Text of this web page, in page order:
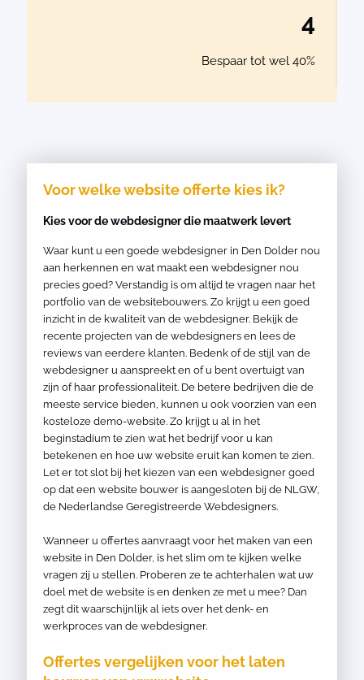
4
Bespaar tot wel 40%
Voor welke website offerte kies ik?
Kies voor de webdesigner die maatwerk levert
Waar kunt u een goede webdesigner in Den Dolder nou
aan herkennen en wat maakt een webdesigner nou
precies goed? Verstandig is om altijd te vragen naar het
portfolio van de websitebouwers. Zo krijgt u een goed
inzicht in de kwaliteit van de webdesigner. Bekijk de
recente projecten van de webdesigners en lees de
reviews van eerdere klanten. Bedenk of de stijl van de
webdesigner u aanspreekt en of u bent overtuigt van
zijn of haar professionaliteit. De betere bedrijven die de
meeste service bieden, kunnen u ook voorzien van een
kosteloze demo-website. Zo krijgt u al in het
beginstadium te zien wat het bedrijf voor u kan
betekenen en hoe uw website eruit kan komen te zien.
Let er tot slot bij het kiezen van een webdesigner goed
op dat een website bouwer is aangesloten bij de NLGW,
de Nederlandse Geregistreerde Webdesigners.
Wanneer u offertes aanvraagt voor het maken van een
website in Den Dolder, is het slim om te kijken welke
vragen zij u stellen. Proberen ze te achterhalen wat uw
doel met de website is en denken ze met u mee? Dan
zegt dit waarschijnlijk al iets over het denk- en
werkproces van de webdesigner.
Offertes vergelijken voor het laten